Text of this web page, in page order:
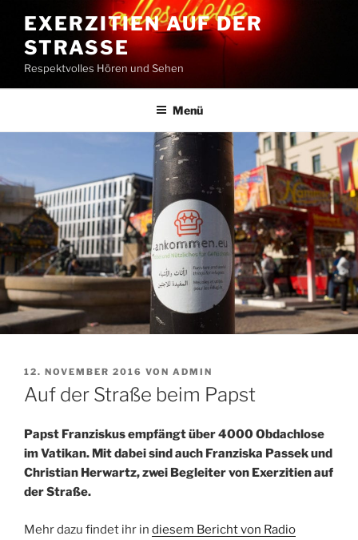
Inhalt
springen
EXERZITIEN AUF DER
STRASSE
Respektvolles Hören und Sehen
Menü
VERÖFFENTLICHT
AM
12. NOVEMBER 2016 VON ADMIN
Auf der Straße beim Papst
Papst Franziskus empfängt über 4000 Obdachlose
im Vatikan. Mit dabei sind auch Franziska Passek und
Christian Herwartz, zwei Begleiter von Exerzitien auf
der Straße.
Mehr dazu findet ihr in diesem Bericht von Radio